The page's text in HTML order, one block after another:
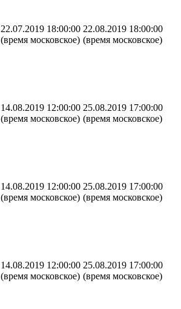
22.07.2019 18:00:00
(время московское)
22.08.2019 18:00:00
(время московское)
14.08.2019 12:00:00
(время московское)
25.08.2019 17:00:00
(время московское)
14.08.2019 12:00:00
(время московское)
25.08.2019 17:00:00
(время московское)
14.08.2019 12:00:00
(время московское)
25.08.2019 17:00:00
(время московское)